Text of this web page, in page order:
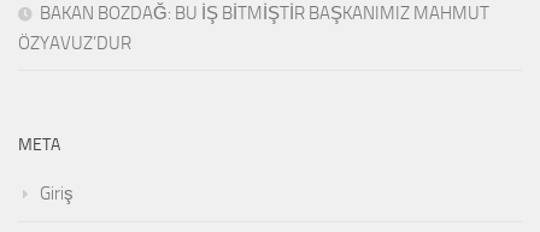
BAKAN BOZDAĞ: BU İŞ BİTMİŞTİR BAŞKANIMIZ MAHMUT
ÖZYAVUZ’DUR
META
Giriş